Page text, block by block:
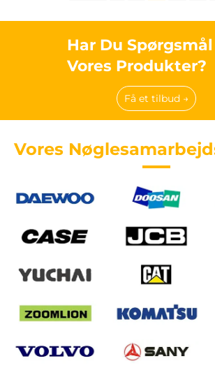
Har Du
Vores Produkter?
Få et tilbud →
Vores